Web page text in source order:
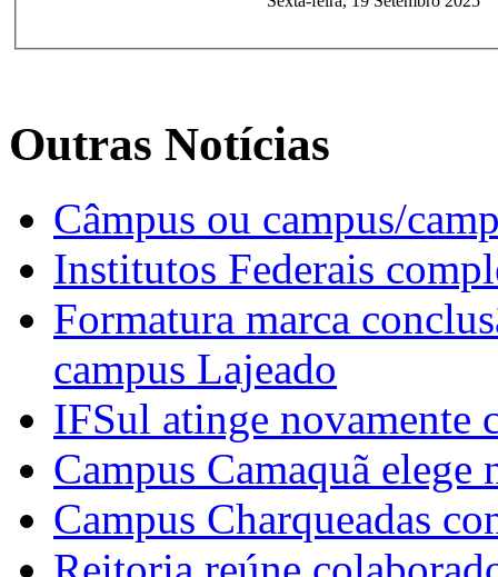
Outras Notícias
Câmpus ou campus/
Institutos Federais
Formatura marca
campus Lajeado
IFSul atinge novamente
Campus Camaquã
Campus Charqueadas